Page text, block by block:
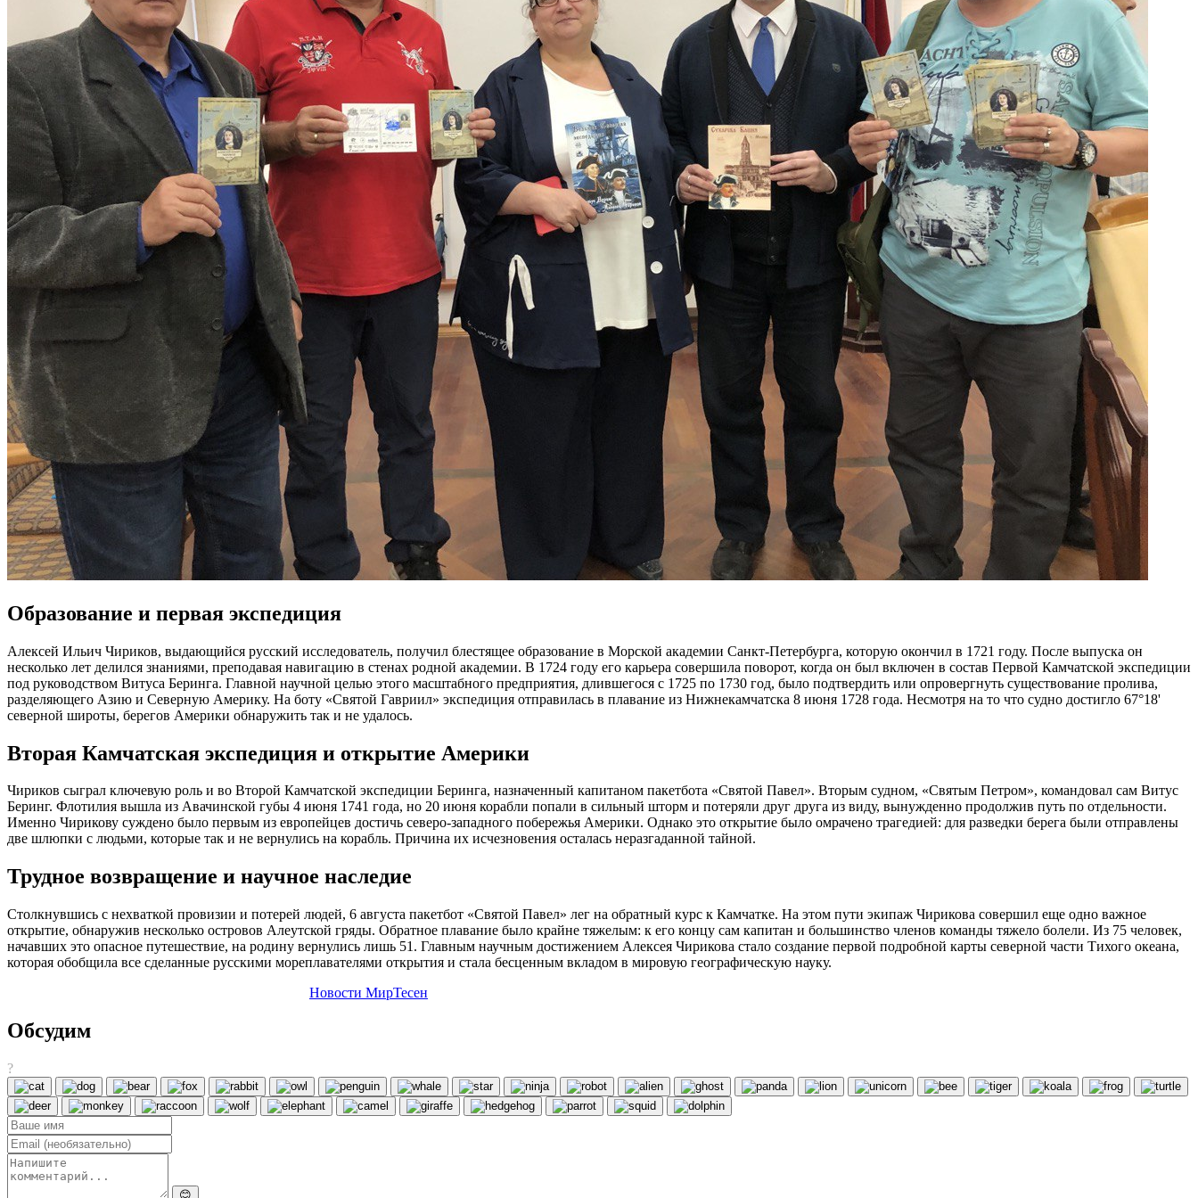
Образование и первая экспедиция
Алексей Ильич Чириков, выдающийся русский исследователь, получил блестящее образование в Морской академии Санкт-Петербурга, которую окончил в 1721 году. После выпуска он
несколько лет делился знаниями, преподавая навигацию в стенах родной академии. В 1724 году его карьера совершила поворот, когда он был включен в состав Первой Камчатской экспедиции
под руководством Витуса Беринга. Главной научной целью этого масштабного предприятия, длившегося с 1725 по 1730 год, было подтвердить или опровергнуть существование пролива,
разделяющего Азию и Северную Америку. На боту «Святой Гавриил» экспедиция отправилась в плавание из Нижнекамчатска 8 июня 1728 года. Несмотря на то что судно достигло 67°18'
северной широты, берегов Америки обнаружить так и не удалось.
Вторая Камчатская экспедиция и открытие Америки
Чириков сыграл ключевую роль и во Второй Камчатской экспедиции Беринга, назначенный капитаном пакетбота «Святой Павел». Вторым судном, «Святым Петром», командовал сам Витус
Беринг. Флотилия вышла из Авачинской губы 4 июня 1741 года, но 20 июня корабли попали в сильный шторм и потеряли друг друга из виду, вынужденно продолжив путь по отдельности.
Именно Чирикову суждено было первым из европейцев достичь северо-западного побережья Америки. Однако это открытие было омрачено трагедией: для разведки берега были отправлены
две шлюпки с людьми, которые так и не вернулись на корабль. Причина их исчезновения осталась неразгаданной тайной.
Трудное возвращение и научное наследие
Столкнувшись с нехваткой провизии и потерей людей, 6 августа пакетбот «Святой Павел» лег на обратный курс к Камчатке. На этом пути экипаж Чирикова совершил еще одно важное
открытие, обнаружив несколько островов Алеутской гряды. Обратное плавание было крайне тяжелым: к его концу сам капитан и большинство членов команды тяжело болели. Из 75 человек,
начавших это опасное путешествие, на родину вернулись лишь 51. Главным научным достижением Алексея Чирикова стало создание первой подробной карты северной части Тихого океана,
которая обобщила все сделанные русскими мореплавателями открытия и стала бесценным вкладом в мировую географическую науку.
Новости МирТесен
Обсудим
?
😊